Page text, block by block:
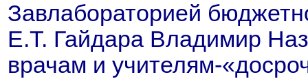
Завлабораторией
Е.Т. Гайдара Владимир
врачам и учителям-